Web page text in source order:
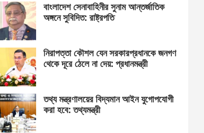
বাংলাদেশ সেনাবাহিনীর সুনাম আন্তর্জাতিক
অঙ্গনে সুবিদিত: রাষ্ট্রপতি
নিরাপত্তা কৌশল যেন সরকারপ্রধানকে জনগণ
থেকে দূরে ঠেলে না দেয়: প্রধানমন্ত্রী
তথ্য মন্ত্রণালয়ের বিদ্যমান আইন যুগোপযোগী
করা হবে: তথ্যমন্ত্রী